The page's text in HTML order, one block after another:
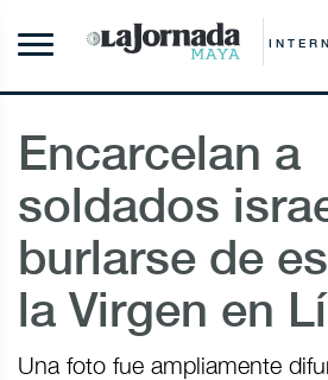
Encarcelan a
soldados
burlarse de
la Virgen en
Una foto fue ampliamente